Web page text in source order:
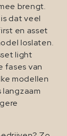
brengt.
dat veel
en asset
loslaten.
light
fases van
modellen